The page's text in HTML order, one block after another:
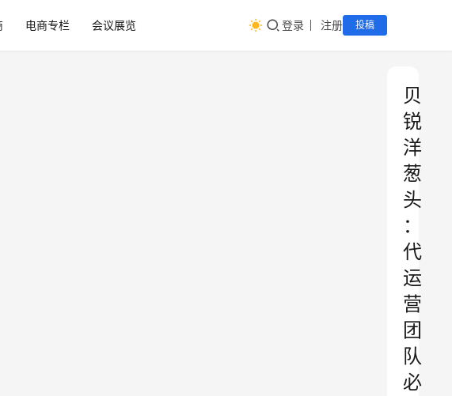
电商专栏 会议展览 登录 注册 投稿
贝
锐
洋
葱
头
：
代
运
营
团
队
必